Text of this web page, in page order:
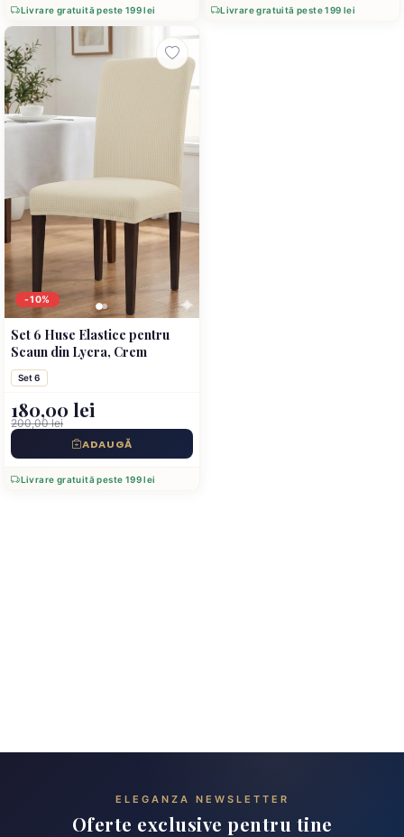
Livrare gratuită peste 199 lei Livrare gratuită peste 199 lei
-10%
Set 6 Huse Elastice pentru
Scaun din Lycra, Crem
Set 6
180,00 lei
200,00 lei
ADAUGĂ
Livrare gratuită peste 199 lei
ELEGANZA NEWSLETTER
Oferte exclusive pentru tine